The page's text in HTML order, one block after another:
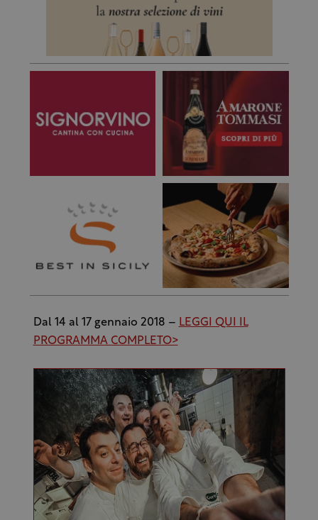
Dal 14 al 17 gennaio 2018 – LEGGI QUI IL
PROGRAMMA COMPLETO>